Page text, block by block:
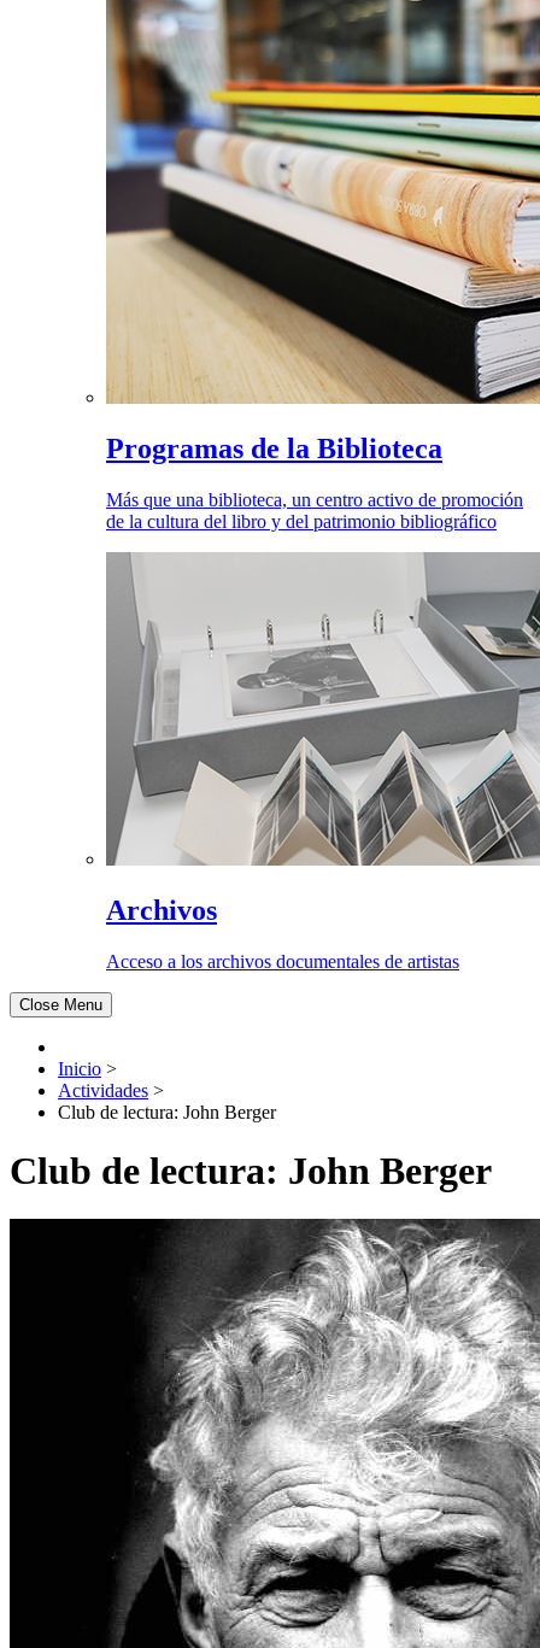
Programas de la Biblioteca
Más que una biblioteca, un centro activo de promoción
de la cultura del libro y del patrimonio bibliográfico
Archivos
Acceso a los archivos documentales de artistas
Close Menu
Inicio >
Actividades >
Club de lectura: John Berger
Club de lectura: John Berger